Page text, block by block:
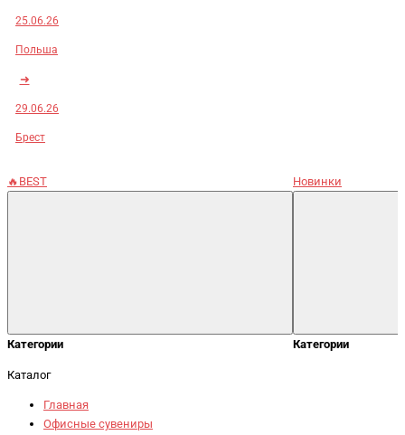
25.06.26
Польша
➜
29.06.26
Брест
🔥BEST
Категории
Новинки
Категории
Каталог
Главная
Офисные сувениры